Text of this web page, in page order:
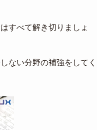
すべて解き切りましょ
ない分野の補強をしてく